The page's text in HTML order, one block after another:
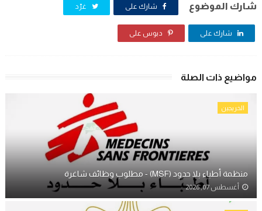
شارك الموضوع شارك على غرّد
شارك على دبوس على
مواضيع ذات الصلة
الخريجين
منظمة أطباء بلا حدود (MSF) - مطلوب وظائف شاغرة
أغسطس 07, 2026